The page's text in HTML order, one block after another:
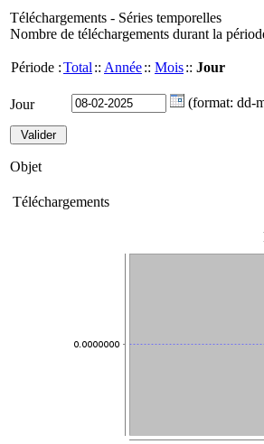
Téléchargements - Séries temporelles
Nombre de téléchargements durant la
Période :Total :: Année:: Mois:: Jour
Jour (format: dd-
Objet
Téléchargements